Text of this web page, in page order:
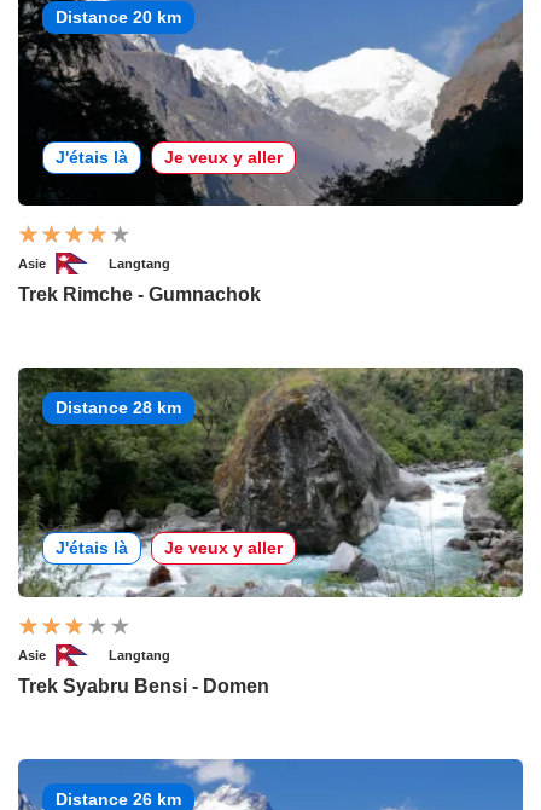
Distance 20 km
J'étais là Je veux y aller
Asie Langtang
Trek Rimche - Gumnachok
Distance 28 km
J'étais là Je veux y aller
Asie Langtang
Trek Syabru Bensi - Domen
Distance 26 km